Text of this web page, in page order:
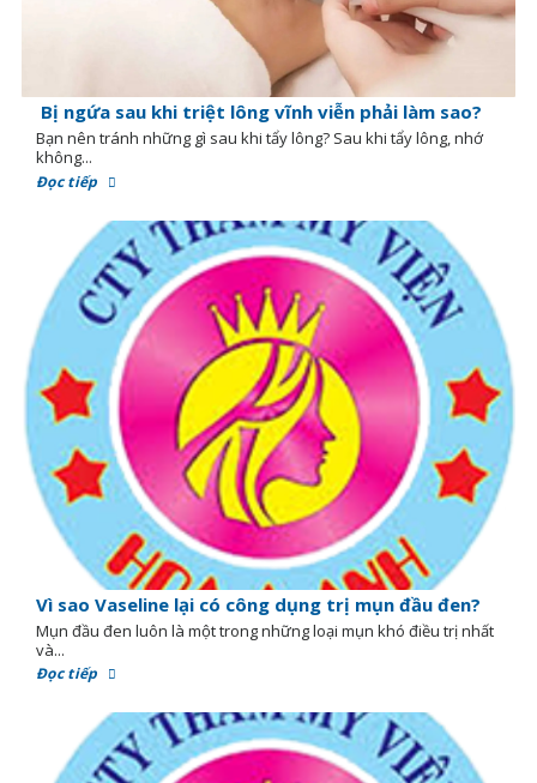
Bị ngứa sau khi triệt lông vĩnh viễn phải làm sao?
Bạn nên tránh những gì sau khi tẩy lông? Sau khi tẩy lông, nhớ
không...
Đọc tiếp
Vì sao Vaseline lại có công dụng trị mụn đầu đen?
Mụn đầu đen luôn là một trong những loại mụn khó điều trị nhất
và...
Đọc tiếp